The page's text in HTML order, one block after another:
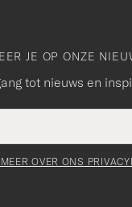
JE OP ONZE
tot nieuws en
OVER ONS